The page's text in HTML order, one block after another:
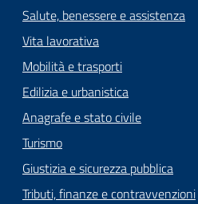
Salute, benessere e assistenza
Vita lavorativa
Mobilità e trasporti
Edilizia e urbanistica
Anagrafe e stato civile
Turismo
Giustizia e sicurezza pubblica
Tributi, finanze e contravvenzioni